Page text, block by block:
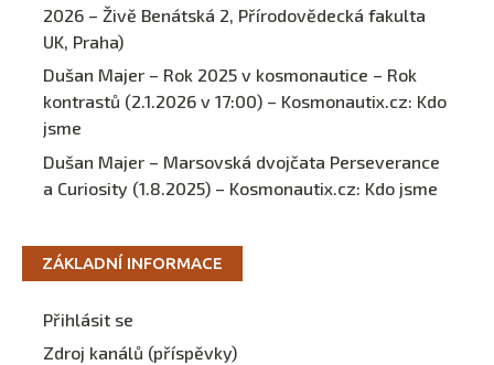
2026 – Živě Benátská 2, Přírodovědecká fakulta
UK, Praha)
Dušan Majer – Rok 2025 v kosmonautice – Rok
kontrastů (2.1.2026 v 17:00) – Kosmonautix.cz: Kdo
jsme
Dušan Majer – Marsovská dvojčata Perseverance
a Curiosity (1.8.2025) – Kosmonautix.cz: Kdo jsme
ZÁKLADNÍ INFORMACE
Přihlásit se
Zdroj kanálů (příspěvky)